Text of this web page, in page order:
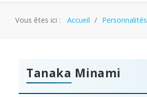
Vous êtes ici : Accueil Personnalités
Tanaka Minami